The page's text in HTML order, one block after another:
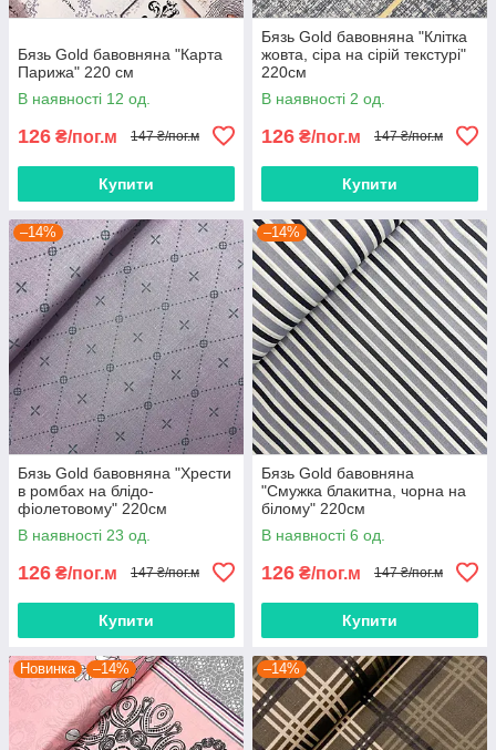
Бязь Gold бавовняна "Карта
Парижа" 220 см
В наявності 12 од.
126 ₴/пог.м 147 ₴/пог.м
Купити
Бязь Gold бавовняна "Клітка
жовта, сіра на сірій текстурі"
220см
В наявності 2 од.
126 ₴/пог.м 147 ₴/пог.м
Купити
–14%
Бязь Gold бавовняна "Хрести
в ромбах на блідо-
фіолетовому" 220см
В наявності 23 од.
126 ₴/пог.м 147 ₴/пог.м
Купити
–14%
Бязь Gold бавовняна
"Смужка блакитна, чорна на
білому" 220см
В наявності 6 од.
126 ₴/пог.м 147 ₴/пог.м
Купити
Новинка –14% –14%